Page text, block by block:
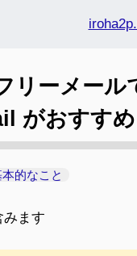
リーメール
がおすすめ
的なこと
みます